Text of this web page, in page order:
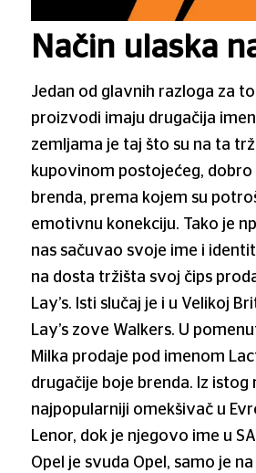
Način ulaska
Jedan od glavnih razloga za
proizvodi imaju drugačija
zemljama je taj što su na ta
kupovinom postojećeg,
brenda, prema kojem su
emotivnu konekciju. Tako je
nas sačuvao svoje ime i
na dosta tržišta svoj čips
Lay’s. Isti slučaj je i u Velikoj
Lay’s zove Walkers. U
Milka prodaje pod imenom
drugačije boje brenda. Iz istog
najpopularniji omekšivač u
Lenor, dok je njegovo ime u
Opel je svuda Opel, samo je